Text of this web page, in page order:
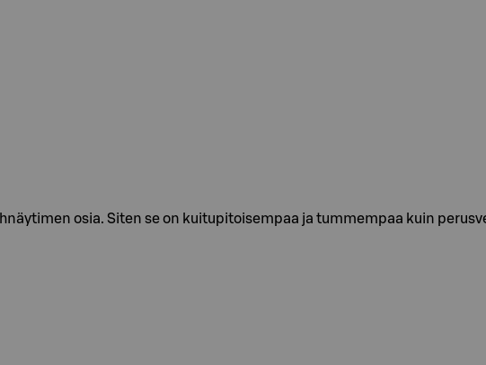
osia. Siten se on kuitupitoisempaa ja tummempaa kuin